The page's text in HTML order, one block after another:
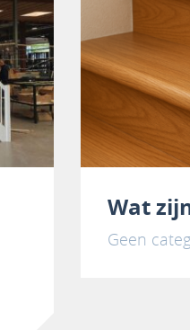
Wat
Geen